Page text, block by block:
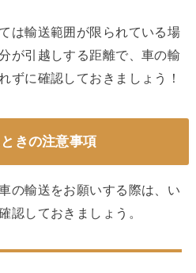
は輸送範囲が限られている場
が引越しする距離で、車の輸
ずに確認しておきましょう！
きの注意事項
の輸送をお願いする際は、い
認しておきましょう。